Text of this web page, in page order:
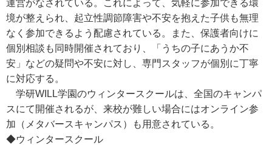
運営がなされている。これによって、気軽に参加できる環
境が整えられ、起立性調節障害や不安を抱えた子供も無理
なく参加できるよう配慮されている。また、保護者向けに
個別相談も同時開催されており、「うちの子にあうか不
安」などの疑問や不安に対し、専門スタッフが個別に丁寧
に対応する。
学研WILL学園のウィンタースクールは、全国のキャンパ
スにて開催されるが、来校が難しい場合にはオンライン参
加（メタバースキャンパス）も用意されている。
◆ウィンタースクール